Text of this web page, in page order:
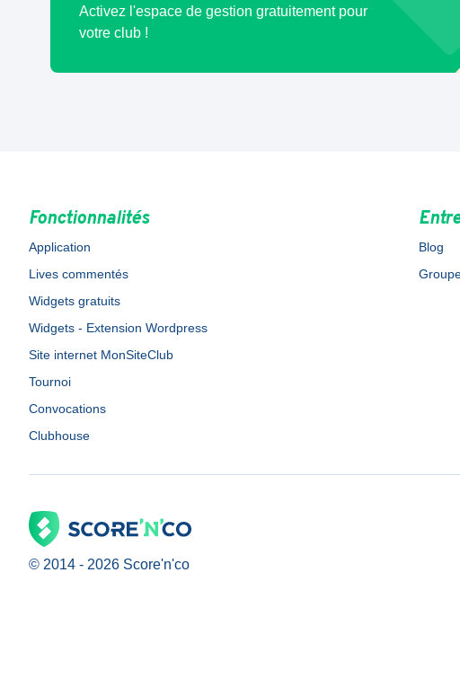
Activez l'espace de gestion gratuitement pour
votre club !
Fonctionnalités
Application
Lives commentés
Widgets gratuits
Widgets - Extension Wordpress
Site internet MonSiteClub
Tournoi
Convocations
Clubhouse
Blog
© 2014 - 2026 Score'n'co